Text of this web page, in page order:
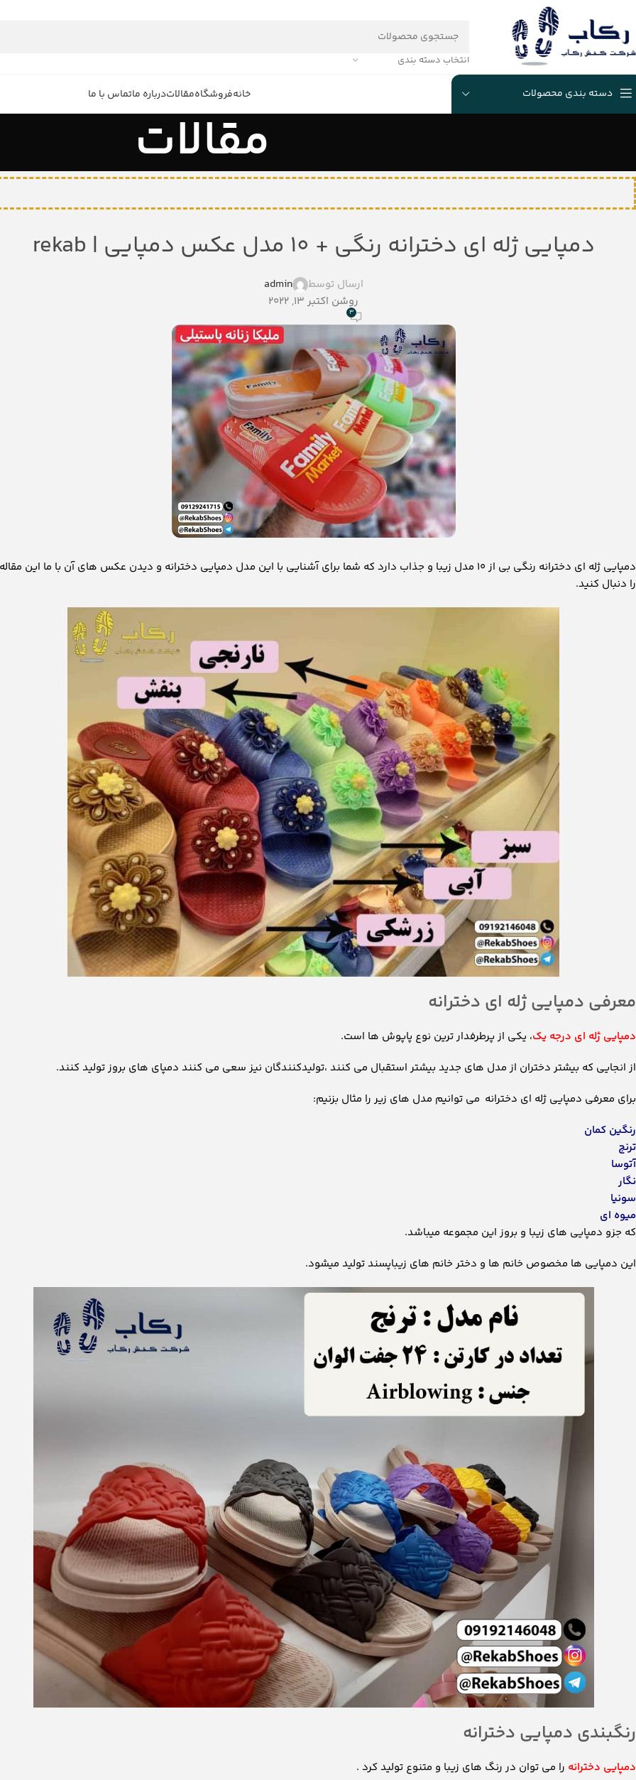
انتخاب دسته بندی
دسته بندی محصولات خانهفروشگاهمقالاتدرباره ماتماس با ما
مقالات
دمپایی ژله ای دخترانه رنگی + ۱۰ مدل عکس دمپایی | rekab
ارسال توسط
admin
روشن اکتبر 13, 2022
3
دمپایی ژله ای دخترانه رنگی بی از ۱۰ مدل زیبا و جذاب دارد که شما برای آشنایی با این مدل دمپایی دخترانه و دیدن عکس های آن با ما این مقاله
را دنبال کنید.
معرفی دمپایی ژله ای دخترانه
دمپایی ژله ای درجه یک، یکی از پرطرفدار ترین نوع پاپوش ها است.
از انجایی که بیشتر دختران از مدل های جدید بیشتر استقبال می کنند ،تولیدکنندگان نیز سعی می کنند دمپای های بروز تولید کنند.
برای معرفی دمپایی ژله ای دخترانه می توانیم مدل های زیر را مثال بزنیم:
رنگین کمان
ترنج
آتوسا
نگار
سونیا
میوه ای
که جزو دمپایی های زیبا و بروز این مجموعه میباشد.
این دمپایی ها مخصوص خانم ها و دختر خانم های زیباپسند تولید میشود.
رنگبندی دمپایی دخترانه
دمپایی دخترانه را می توان در رنگ های زیبا و متنوع تولید کرد .